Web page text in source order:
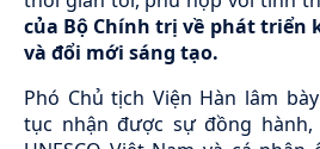
của Bộ Chính trị về phát triển
và đổi mới sáng tạo.
Phó Chủ tịch Viện Hàn lâm
tục nhận được sự đồng